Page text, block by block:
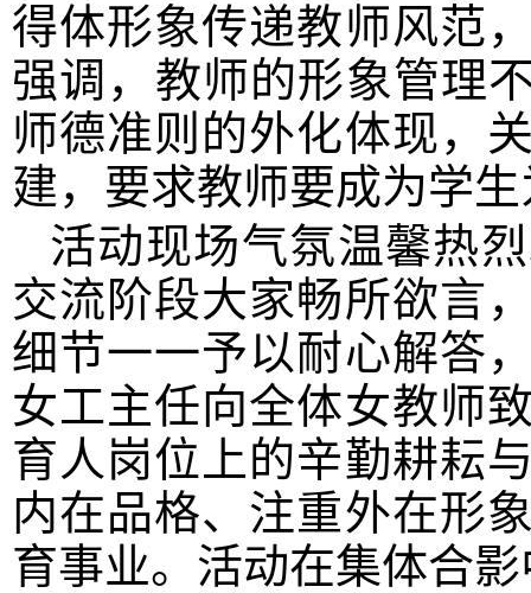
得体形象传递教师风范
强调，教师的形象管理
师德准则的外化体现，
建，要求教师要成为学
活动现场气氛温馨热
交流阶段大家畅所欲言
细节一一予以耐心解答
女工主任向全体女教师
育人岗位上的辛勤耕耘
内在品格、注重外在形
育事业。活动在集体合